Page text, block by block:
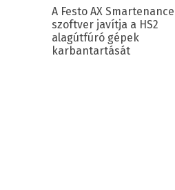
A Festo AX Smartenance
szoftver javítja a HS2
alagútfúró gépek
karbantartását